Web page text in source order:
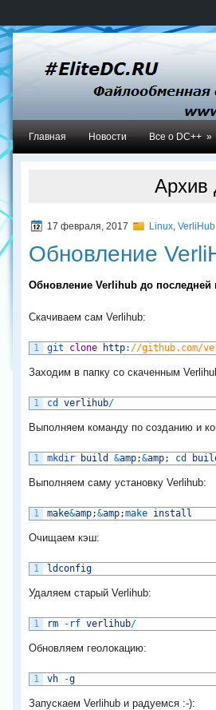
Главная Новости Все о DC++ »
Архив
17 февраля, 2017 Linux, VerliHub
Обновление
Обновление Verlihub до последней
Скачиваем сам Verlihub:
1 git clone http: //github.com/
Заходим в папку со скаченным
1 cd verlihub/
Выполняем команду по созданию и
1 mkdir build &amp;&amp; cd
Выполняем саму установку Verlihub:
1 make&amp;&amp;make install
Очищаем кэш:
1 ldconfig
Удаляем старый Verlihub:
1 rm - rf verlihub/
Обновляем геолокацию:
1 vh -g
Запускаем Verlihub и радуемся :-):